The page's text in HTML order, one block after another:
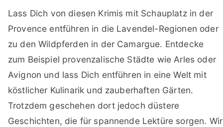
Lass Dich von diesen Krimis mit Schauplatz in der
Provence entführen in die Lavendel-Regionen oder
zu den Wildpferden in der Camargue. Entdecke
zum Beispiel provenzalische Städte wie Arles oder
Avignon und lass Dich entführen in eine Welt mit
köstlicher Kulinarik und zauberhaften Gärten.
Trotzdem geschehen dort jedoch düstere
Geschichten, die für spannende Lektüre sorgen. Wir